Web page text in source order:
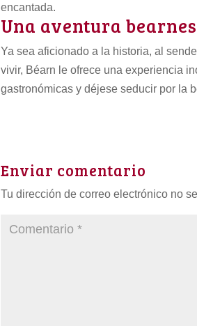
encantada.
Una aventura
Ya sea aficionado a la historia, al
vivir, Béarn le ofrece una experiencia
gastronómicas y déjese seducir por la
Enviar comentario
Tu dirección de correo electrónico no